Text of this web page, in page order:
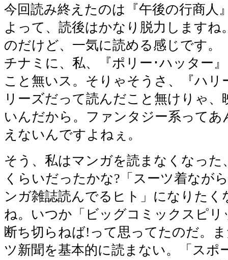
今回読み終えたのは『午後の行商人
よって、読後はかなり脱力しますね
のだけど、一気に読める感じです。
チナミに、私、『ポリー･ハッター
こと無いス。そりゃそうさ、『ハリ
リーズだって読んだこと無けりゃ、
いんだから。ファンタジー系ってあ
えないんですよねぇ。
そう、私はマンガを読まなくなった
くらいだったかな?「スーツ着なが
ンガ雑誌読んでるヒト」になりたく
ね。いつか「ビッグコミックスピリ
断ち切らねば!って思ってたのだ。
ツ新聞を基本的に読まない。「スポ